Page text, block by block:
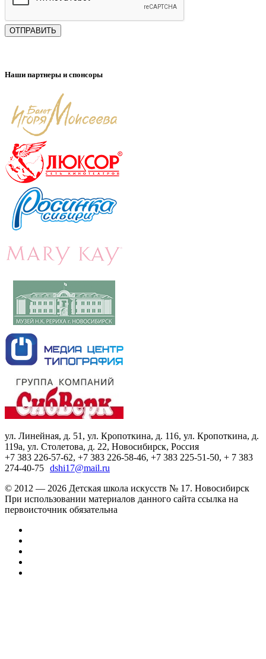
ОТПРАВИТЬ
Наши партнеры и спонсоры
ул. Линейная, д. 51, ул. Кропоткина, д. 116, ул. Кропоткина, д.
119а, ул. Столетова, д. 22, Новосибирск, Россия
+7 383 226-57-62, +7 383 226-58-46, +7 383 225-51-50, + 7 383
274-40-75 dshi17@mail.ru
© 2012 — 2026 Детская школа искусств № 17. Новосибирск
При использовании материалов данного сайта ссылка на
первоисточник обязательна